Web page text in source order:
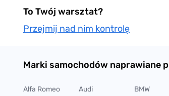
To Twój warsztat?
Przejmij nad nim kontrolę
Marki samochodów naprawiane
Alfa Romeo Audi BMW